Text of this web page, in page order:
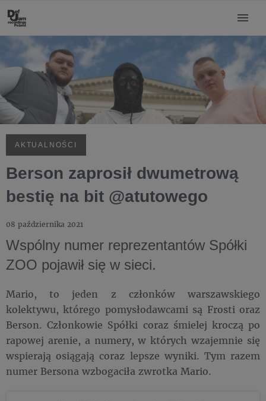
AKTUALNOŚCI
Berson zaprosił dwumetrową
bestię na bit @atutowego
08 października 2021
Wspólny numer reprezentantów Spółki
ZOO pojawił się w sieci.
Mario, to jeden z członków warszawskiego
kolektywu, którego pomysłodawcami są Frosti oraz
Berson. Członkowie Spółki coraz śmielej kroczą po
rapowej arenie, a numery, w których wzajemnie się
wspierają osiągają coraz lepsze wyniki. Tym razem
numer Bersona wzbogaciła zwrotka Mario.